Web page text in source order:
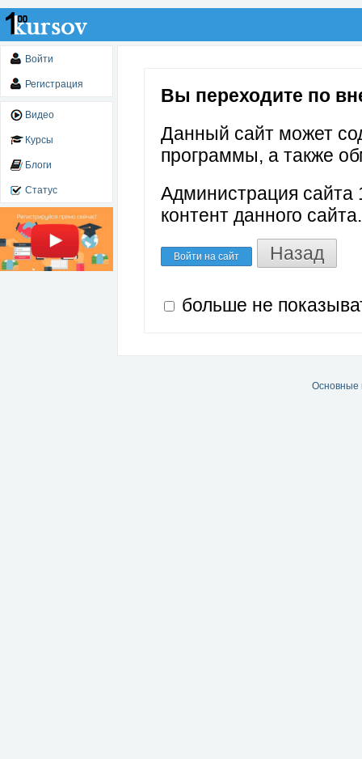
Войти
Регистрация
Видео
Курсы
Блоги
Статус
Вы переходите по
Данный сайт может
программы, а также
Администрация сайта
контент данного сайта.
Войти на сайт Назад
больше не
Основные